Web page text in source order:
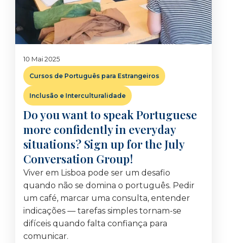
10 Mai 2025
Cursos de Português para Estrangeiros
Inclusão e Interculturalidade
Do you want to speak Portuguese
more confidently in everyday
situations? Sign up for the July
Conversation Group!
Viver em Lisboa pode ser um desafio
quando não se domina o português. Pedir
um café, marcar uma consulta, entender
indicações — tarefas simples tornam-se
difíceis quando falta confiança para
comunicar.